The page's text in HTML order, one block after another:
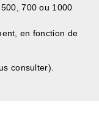
700 ou 1000
en fonction de
consulter).